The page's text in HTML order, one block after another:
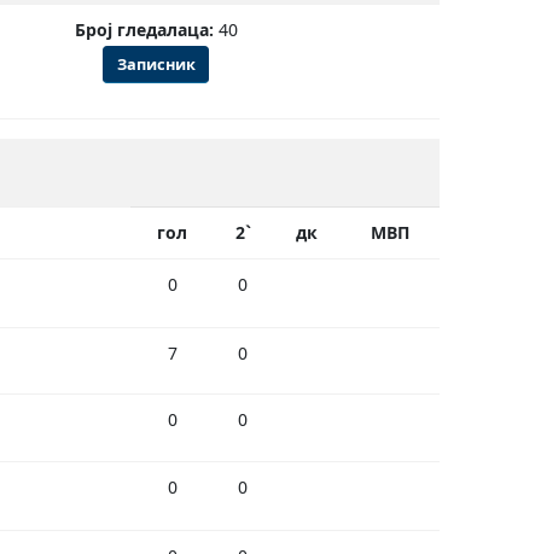
Број гледалаца: 40
Записник
гол 2` дк МВП
0 0
7 0
0 0
0 0